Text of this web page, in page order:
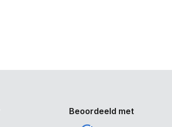
Beoordeeld met